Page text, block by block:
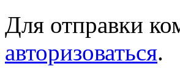
Для отправки
авторизоваться.